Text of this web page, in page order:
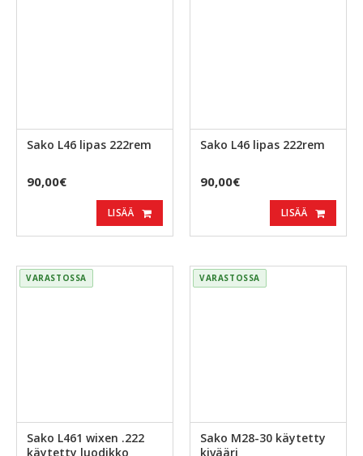
Sako L46 lipas 222rem
90,00€
LISÄÄ
Sako L46 lipas 222rem
90,00€
LISÄÄ
VARASTOSSA
Sako L461 wixen .222
käytetty luodikko
VARASTOSSA
Sako M28-30 käytetty
kivääri